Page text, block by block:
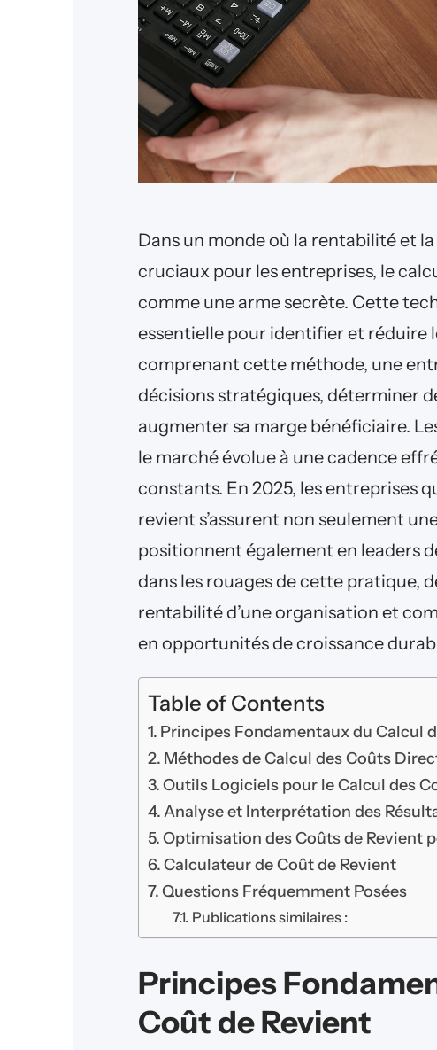
Dans un monde où la rentabilité et
cruciaux pour les entreprises, le
comme une arme secrète. Cette
essentielle pour identifier et réduire
comprenant cette méthode, une
décisions stratégiques, déterminer
augmenter sa marge bénéficiaire.
le marché évolue à une cadence
constants. En 2025, les entreprises
revient s’assurent non seulement
positionnent également en leaders
dans les rouages de cette pratique,
rentabilité d’une organisation et
en opportunités de croissance
Table of Contents
Principes Fondamentaux du Calcul
Méthodes de Calcul des Coûts
Outils Logiciels pour le Calcul des
Analyse et Interprétation des
Optimisation des Coûts de Revient
Calculateur de Coût de Revient
Questions Fréquemment Posées
Publications similaires :
Principes
Coût de Revient